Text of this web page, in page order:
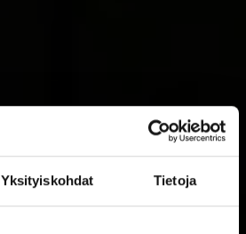
Yksityiskohdat Tietoja